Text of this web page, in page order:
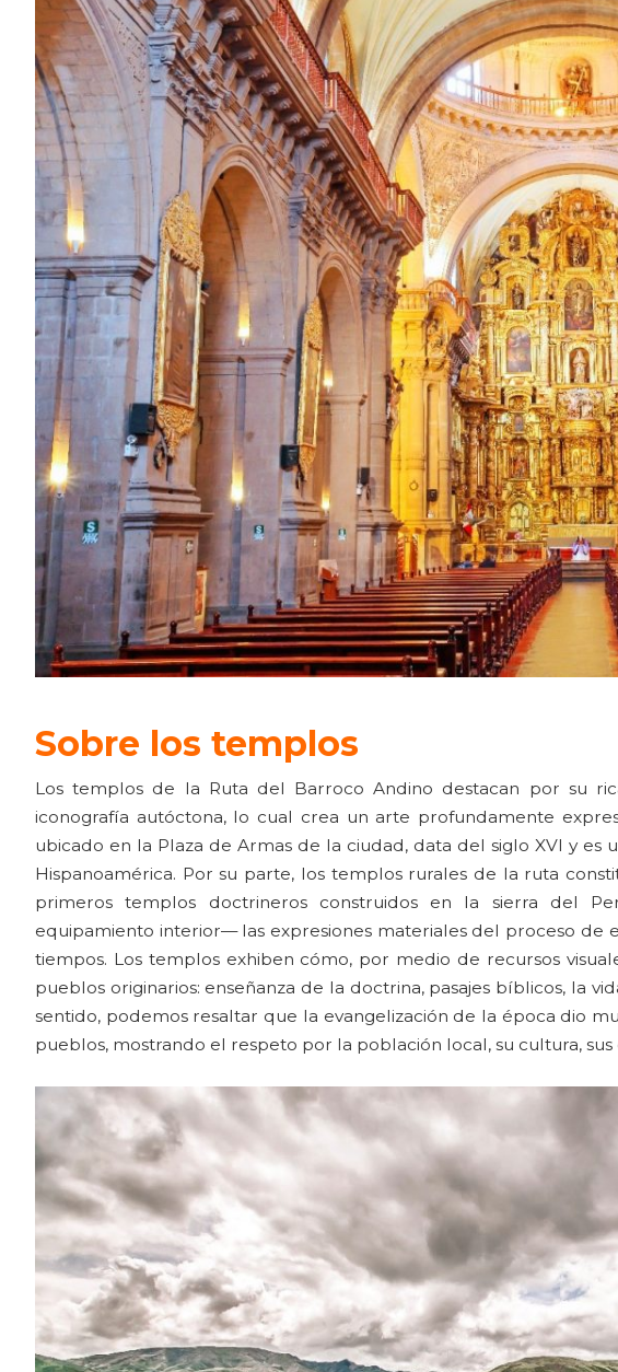
Sobre los templos
Los templos de la Ruta del Barroco Andino destacan por su
iconografía autóctona, lo cual crea un arte profundamente
ubicado en la Plaza de Armas de la ciudad, data del siglo XVI y
Hispanoamérica. Por su parte, los templos rurales de la ruta
primeros templos doctrineros construidos en la sierra del
equipamiento interior— las expresiones materiales del proceso de
tiempos. Los templos exhiben cómo, por medio de recursos
pueblos originarios: enseñanza de la doctrina, pasajes bíblicos, la
sentido, podemos resaltar que la evangelización de la época dio
pueblos, mostrando el respeto por la población local, su cultura, sus